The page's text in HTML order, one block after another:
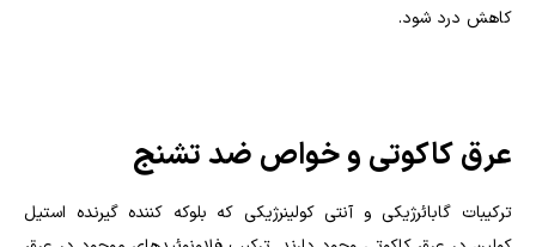
کاهش درد شود.
عرق کاکوتی و خواص ضد تشنج
ترکیبات گابائرژیکی و آنتی کولینرژیکی که بلوکه کننده گیرنده استیل